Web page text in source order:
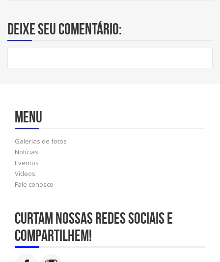
Deixe seu comentário:
Menu
Galerias de fotos
Notícias
Eventos
Vídeos
Fale conosco
Curtam nossas redes sociais e
compartilhem!